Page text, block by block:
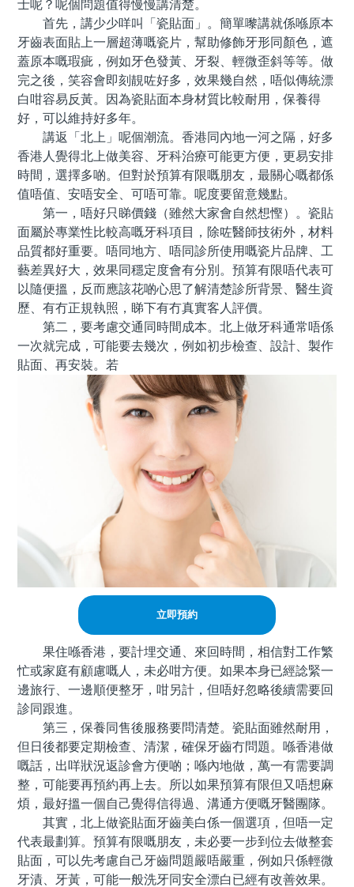
士呢？呢個問題值得慢慢講清楚。
首先，講少少咩叫「瓷貼面」。簡單嚟講就係喺原本
牙齒表面貼上一層超薄嘅瓷片，幫助修飾牙形同顏色，遮
蓋原本嘅瑕疵，例如牙色發黃、牙裂、輕微歪斜等等。做
完之後，笑容會即刻靚咗好多，效果幾自然，唔似傳統漂
白咁容易反黃。因為瓷貼面本身材質比較耐用，保養得
好，可以維持好多年。
講返「北上」呢個潮流。香港同內地一河之隔，好多
香港人覺得北上做美容、牙科治療可能更方便，更易安排
時間，選擇多啲。但對於預算有限嘅朋友，最關心嘅都係
值唔值、安唔安全、可唔可靠。呢度要留意幾點。
第一，唔好只睇價錢（雖然大家會自然想慳）。瓷貼
面屬於專業性比較高嘅牙科項目，除咗醫師技術外，材料
品質都好重要。唔同地方、唔同診所使用嘅瓷片品牌、工
藝差異好大，效果同穩定度會有分別。預算有限唔代表可
以隨便搵，反而應該花啲心思了解清楚診所背景、醫生資
歷、有冇正規執照，睇下有冇真實客人評價。
第二，要考慮交通同時間成本。北上做牙科通常唔係
一次就完成，可能要去幾次，例如初步檢查、設計、製作
貼面、再安裝。若
立即預約
果住喺香港，要計埋交通、來回時間，相信對工作繁
忙或家庭有顧慮嘅人，未必咁方便。如果本身已經諗緊一
邊旅行、一邊順便整牙，咁另計，但唔好忽略後續需要回
診同跟進。
第三，保養同售後服務要問清楚。瓷貼面雖然耐用，
但日後都要定期檢查、清潔，確保牙齒冇問題。喺香港做
嘅話，出咩狀況返診會方便啲；喺內地做，萬一有需要調
整，可能要再預約再上去。所以如果預算有限但又唔想麻
煩，最好搵一個自己覺得信得過、溝通方便嘅牙醫團隊。
其實，北上做瓷貼面牙齒美白係一個選項，但唔一定
代表最劃算。預算有限嘅朋友，未必要一步到位去做整套
貼面，可以先考慮自己牙齒問題嚴唔嚴重，例如只係輕微
牙漬、牙黃，可能一般洗牙同安全漂白已經有改善效果。